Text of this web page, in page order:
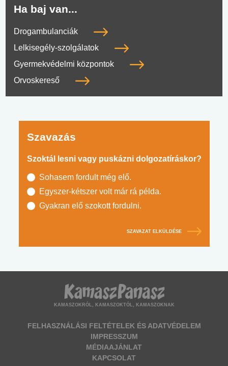
Ha baj van...
Drogambulanciák
Lelkisegély-szolgálatok
Gyermekvédelmi központok
Orvoskereső
Szavazás
Szoktál lesni vagy puskázni dolgozatíráskor?
Sohasem fordult még elő.
Egyszer-kétszer volt már rá példa.
Gyakran elő szokott fordulni.
SZAVAZAT ELKÜLDÉSE
KAMASZOKRÓL, KAMASZOKTÓL, KAMASZOKNAK
FELHASZNÁLÁSI FELTÉTELEK ÉS ADATVÉDELEM
IMPRESSZUM
MÉDIAAJÁNLAT
KAPCSOLAT